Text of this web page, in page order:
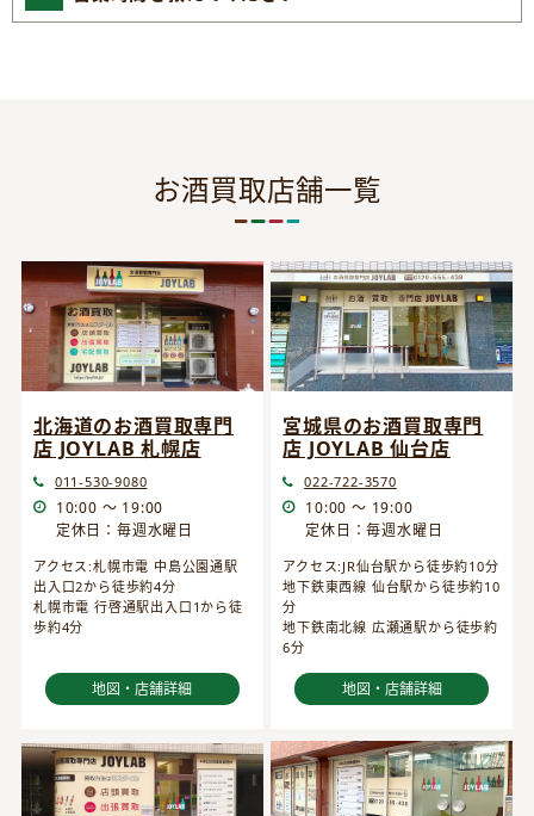
お酒買取店舗一覧
北海道のお酒買取専門
店 JOYLAB 札幌店
011-530-9080
10:00 ～ 19:00
定休日：毎週水曜日
アクセス:札幌市電 中島公園通駅
出入口2から徒歩約4分
札幌市電 行啓通駅出入口1から徒
歩約4分
地図・店舗詳細
宮城県のお酒買取専門
店 JOYLAB 仙台店
022-722-3570
10:00 ～ 19:00
定休日：毎週水曜日
アクセス:JR仙台駅から徒歩約10分
地下鉄東西線 仙台駅から徒歩約10
分
地下鉄南北線 広瀬通駅から徒歩約
6分
地図・店舗詳細